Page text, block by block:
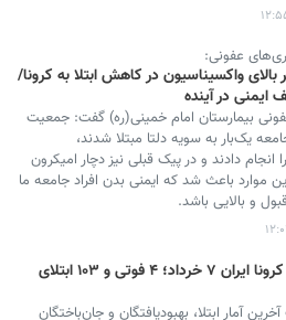
عفونی:
بالای واکسیناسیون در کاهش ابتلا به کرونا/
ایمنی در آینده
بیمارستان امام خمینی(ره) گفت: جمعیت
یک‌بار به سویه دلتا مبتلا شدند،
انجام دادند و در پیک قبلی نیز دچار امیکرون
موارد باعث شد که ایمنی بدن افراد جامعه ما
و بالایی باشد.
آمار کرونا ایران ۷ خرداد؛ ۴ فوتی و ۱۰۳ ابتلای
آمار ابتلا، بهبودیافتگان و جان‌باختگان